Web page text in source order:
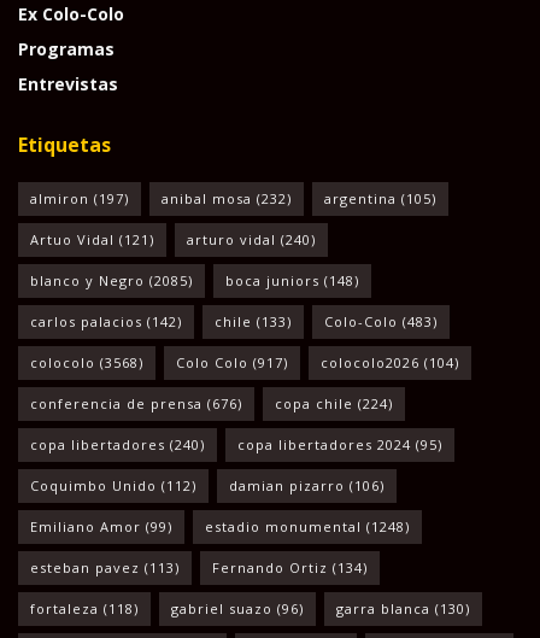
Ex Colo-Colo
Programas
Entrevistas
Etiquetas
almiron (197) anibal mosa (232) argentina (105)
Artuo Vidal (121) arturo vidal (240)
blanco y Negro (2085) boca juniors (148)
carlos palacios (142) chile (133) Colo-Colo (483)
colocolo (3568) Colo Colo (917) colocolo2026 (104)
conferencia de prensa (676) copa chile (224)
copa libertadores (240) copa libertadores 2024 (95)
Coquimbo Unido (112) damian pizarro (106)
Emiliano Amor (99) estadio monumental (1248)
esteban pavez (113) Fernando Ortiz (134)
fortaleza (118) gabriel suazo (96) garra blanca (130)